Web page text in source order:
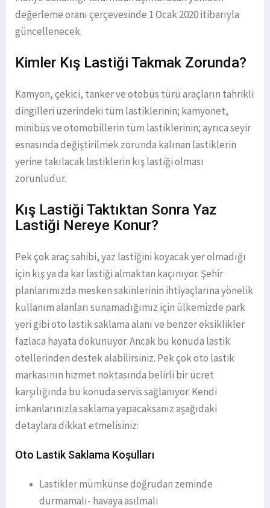
değerleme oranı çerçevesinde 1 Ocak 2020 itibarıyla
güncellenecek.
Kimler Kış Lastiği Takmak Zorunda?
Kamyon, çekici, tanker ve otobüs türü araçların tahrikli
dingilleri üzerindeki tüm lastiklerinin; kamyonet,
minibüs ve otomobillerin tüm lastiklerinin; ayrıca seyir
esnasında değiştirilmek zorunda kalınan lastiklerin
yerine takılacak lastiklerin kış lastiği olması
zorunludur.
Kış Lastiği Taktıktan Sonra Yaz
Lastiği Nereye Konur?
Pek çok araç sahibi, yaz lastiğini koyacak yer olmadığı
için kış ya da kar lastiği almaktan kaçınıyor. Şehir
planlarımızda mesken sakinlerinin ihtiyaçlarına yönelik
kullanım alanları sunamadığımız için ülkemizde park
yeri gibi oto lastik saklama alanı ve benzer eksiklikler
fazlaca hayata dokunuyor. Ancak bu konuda lastik
otellerinden destek alabilirsiniz. Pek çok oto lastik
markasının hizmet noktasında belirli bir ücret
karşılığında bu konuda servis sağlanıyor. Kendi
imkanlarınızla saklama yapacaksanız aşağıdaki
detaylara dikkat etmelisiniz:
Oto Lastik Saklama Koşulları
Lastikler mümkünse doğrudan zeminde
durmamalı- havaya asılmalı